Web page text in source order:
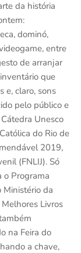
da história
dominó,
entre
de arranjar
que
e, claro, sons
pelo público e
Unesco
do Rio de
2019,
(FNLIJ). Só
o Programa
Ministério da
Livros
na Feira do
a chave,